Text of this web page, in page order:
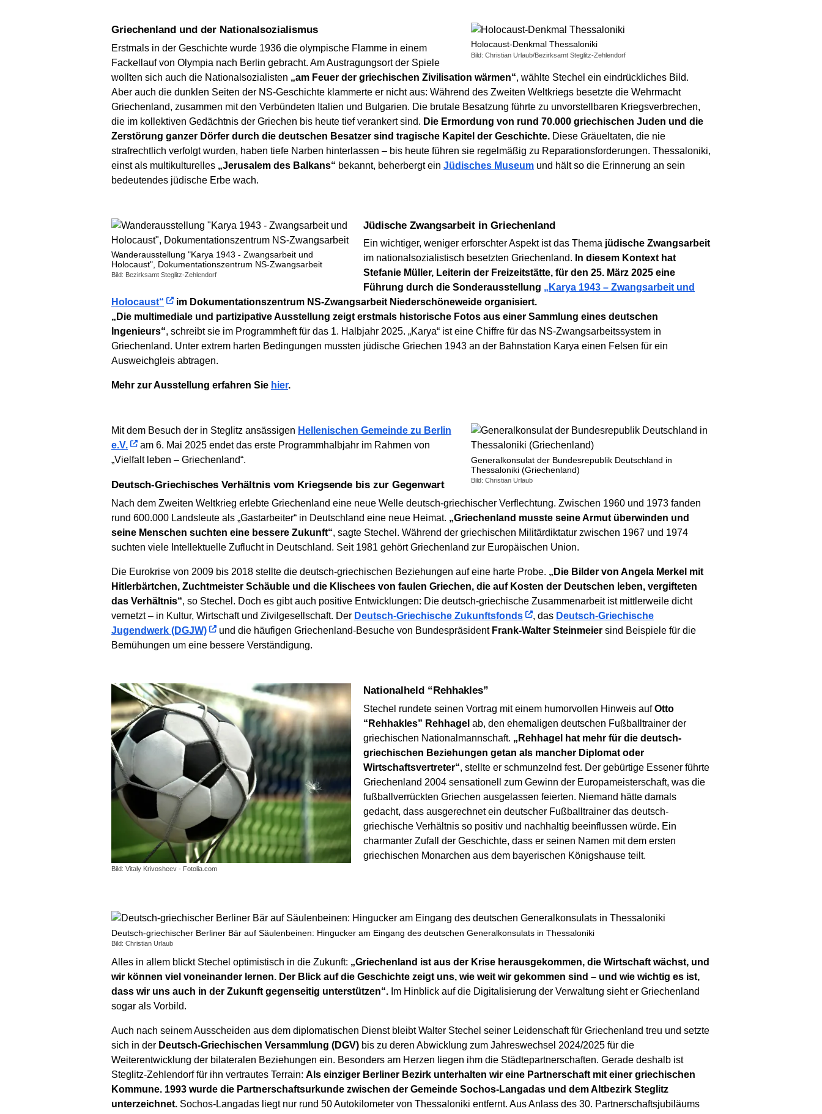
Holocaust-Denkmal Thessaloniki
Bild: Christian Urlaub/Bezirksamt Steglitz-Zehlendorf
Griechenland und der Nationalsozialismus
Erstmals in der Geschichte wurde 1936 die olympische Flamme in einem
Fackellauf von Olympia nach Berlin gebracht. Am Austragungsort der Spiele
wollten sich auch die Nationalsozialisten „am Feuer der griechischen Zivilisation wärmen“, wählte Stechel ein eindrückliches Bild.
Aber auch die dunklen Seiten der NS-Geschichte klammerte er nicht aus: Während des Zweiten Weltkriegs besetzte die Wehrmacht
Griechenland, zusammen mit den Verbündeten Italien und Bulgarien. Die brutale Besatzung führte zu unvorstellbaren Kriegsverbrechen,
die im kollektiven Gedächtnis der Griechen bis heute tief verankert sind. Die Ermordung von rund 70.000 griechischen Juden und die
Zerstörung ganzer Dörfer durch die deutschen Besatzer sind tragische Kapitel der Geschichte. Diese Gräueltaten, die nie
strafrechtlich verfolgt wurden, haben tiefe Narben hinterlassen – bis heute führen sie regelmäßig zu Reparationsforderungen. Thessaloniki,
einst als multikulturelles „Jerusalem des Balkans“ bekannt, beherbergt ein Jüdisches Museum und hält so die Erinnerung an sein
bedeutendes jüdische Erbe wach.
Wanderausstellung "Karya 1943 - Zwangsarbeit und
Holocaust", Dokumentationszentrum NS-Zwangsarbeit
Bild: Bezirksamt Steglitz-Zehlendorf
Jüdische Zwangsarbeit in Griechenland
Ein wichtiger, weniger erforschter Aspekt ist das Thema jüdische Zwangsarbeit
im nationalsozialistisch besetzten Griechenland. In diesem Kontext hat
Stefanie Müller, Leiterin der Freizeitstätte, für den 25. März 2025 eine
Führung durch die Sonderausstellung „Karya 1943 – Zwangsarbeit und
Holocaust“
im Dokumentationszentrum NS-Zwangsarbeit Niederschöneweide organisiert.
„Die multimediale und partizipative Ausstellung zeigt erstmals historische Fotos aus einer Sammlung eines deutschen
Ingenieurs“, schreibt sie im Programmheft für das 1. Halbjahr 2025. „Karya“ ist eine Chiffre für das NS-Zwangsarbeitssystem in
Griechenland. Unter extrem harten Bedingungen mussten jüdische Griechen 1943 an der Bahnstation Karya einen Felsen für ein
Ausweichgleis abtragen.
Mehr zur Ausstellung erfahren Sie hier.
Generalkonsulat der Bundesrepublik Deutschland in
Thessaloniki (Griechenland)
Bild: Christian Urlaub
Mit dem Besuch der in Steglitz ansässigen Hellenischen Gemeinde zu Berlin
e.V.
am 6. Mai 2025 endet das erste Programmhalbjahr im Rahmen von
„Vielfalt leben – Griechenland“.
Deutsch-Griechisches Verhältnis vom Kriegsende bis zur Gegenwart
Nach dem Zweiten Weltkrieg erlebte Griechenland eine neue Welle deutsch-griechischer Verflechtung. Zwischen 1960 und 1973 fanden
rund 600.000 Landsleute als „Gastarbeiter“ in Deutschland eine neue Heimat. „Griechenland musste seine Armut überwinden und
seine Menschen suchten eine bessere Zukunft“, sagte Stechel. Während der griechischen Militärdiktatur zwischen 1967 und 1974
suchten viele Intellektuelle Zuflucht in Deutschland. Seit 1981 gehört Griechenland zur Europäischen Union.
Die Eurokrise von 2009 bis 2018 stellte die deutsch-griechischen Beziehungen auf eine harte Probe. „Die Bilder von Angela Merkel mit
Hitlerbärtchen, Zuchtmeister Schäuble und die Klischees von faulen Griechen, die auf Kosten der Deutschen leben, vergifteten
das Verhältnis“, so Stechel. Doch es gibt auch positive Entwicklungen: Die deutsch-griechische Zusammenarbeit ist mittlerweile dicht
vernetzt – in Kultur, Wirtschaft und Zivilgesellschaft. Der Deutsch-Griechische Zukunftsfonds , das Deutsch-Griechische
Jugendwerk (DGJW)
und die häufigen Griechenland-Besuche von Bundespräsident Frank-Walter Steinmeier sind Beispiele für die
Bemühungen um eine bessere Verständigung.
Bild: Vitaly Krivosheev - Fotolia.com
Nationalheld “Rehhakles”
Stechel rundete seinen Vortrag mit einem humorvollen Hinweis aufOtto
“Rehhakles” Rehhagel ab, den ehemaligen deutschen Fußballtrainer der
griechischen Nationalmannschaft. „Rehhagel hat mehr für die deutsch-
griechischen Beziehungen getan als mancher Diplomat oder
Wirtschaftsvertreter“, stellte er schmunzelnd fest. Der gebürtige Essener führte
Griechenland 2004 sensationell zum Gewinn der Europameisterschaft, was die
fußballverrückten Griechen ausgelassen feierten. Niemand hätte damals
gedacht, dass ausgerechnet ein deutscher Fußballtrainer das deutsch-
griechische Verhältnis so positiv und nachhaltig beeinflussen würde. Ein
charmanter Zufall der Geschichte, dass er seinen Namen mit dem ersten
griechischen Monarchen aus dem bayerischen Königshause teilt.
Deutsch-griechischer Berliner Bär auf Säulenbeinen: Hingucker am Eingang des deutschen Generalkonsulats in Thessaloniki
Bild: Christian Urlaub
Alles in allem blickt Stechel optimistisch in die Zukunft: „Griechenland ist aus der Krise herausgekommen, die Wirtschaft wächst, und
wir können viel voneinander lernen. Der Blick auf die Geschichte zeigt uns, wie weit wir gekommen sind – und wie wichtig es ist,
dass wir uns auch in der Zukunft gegenseitig unterstützen“. Im Hinblick auf die Digitalisierung der Verwaltung sieht er Griechenland
sogar als Vorbild.
Auch nach seinem Ausscheiden aus dem diplomatischen Dienst bleibt Walter Stechel seiner Leidenschaft für Griechenland treu und setzte
sich in der Deutsch-Griechischen Versammlung (DGV) bis zu deren Abwicklung zum Jahreswechsel 2024/2025 für die
Weiterentwicklung der bilateralen Beziehungen ein. Besonders am Herzen liegen ihm die Städtepartnerschaften. Gerade deshalb ist
Steglitz-Zehlendorf für ihn vertrautes Terrain: Als einziger Berliner Bezirk unterhalten wir eine Partnerschaft mit einer griechischen
Kommune. 1993 wurde die Partnerschaftsurkunde zwischen der Gemeinde Sochos-Langadas und dem Altbezirk Steglitz
unterzeichnet. Sochos-Langadas liegt nur rund 50 Autokilometer von Thessaloniki entfernt. Aus Anlass des 30. Partnerschaftsjubiläums